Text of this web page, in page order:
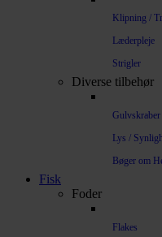
Klipning /
Læderpleje
Strigler
Diverse tilbehør
Gulvskraber
Lys /
Bøger om
Fisk
Foder
Flakes